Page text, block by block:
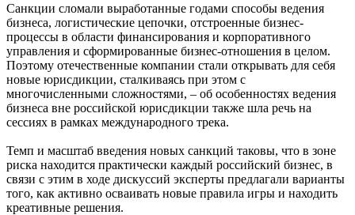
Санкции сломали выработанные годами способы ведения
бизнеса, логистические цепочки, отстроенные бизнес-
процессы в области финансирования и корпоративного
управления и сформированные бизнес-отношения в целом.
Поэтому отечественные компании стали открывать для себя
новые юрисдикции, сталкиваясь при этом с
многочисленными сложностями, – об особенностях ведения
бизнеса вне российской юрисдикции также шла речь на
сессиях в рамках международного трека.
Темп и масштаб введения новых санкций таковы, что в зоне
риска находится практически каждый российский бизнес, в
связи с этим в ходе дискуссий эксперты предлагали варианты
того, как активно осваивать новые правила игры и находить
креативные решения.